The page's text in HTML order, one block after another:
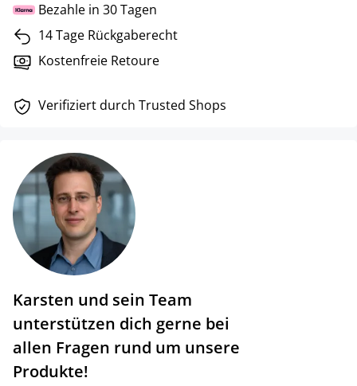
Bezahle in 30 Tagen
14 Tage Rückgaberecht
Kostenfreie Retoure
Verifiziert durch Trusted Shops
Karsten und sein Team
unterstützen dich gerne bei
allen Fragen rund um unsere
Produkte!